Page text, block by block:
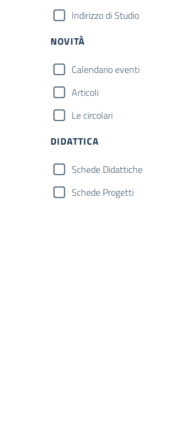
Indirizzo di Studio
NOVITÀ
Calendario eventi
Articoli
Le circolari
DIDATTICA
Schede Didattiche
Schede Progetti